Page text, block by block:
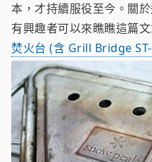
本，才持續服役至今。關
有興趣者可以來瞧瞧這篇
焚火台 (含 Grill Bridge